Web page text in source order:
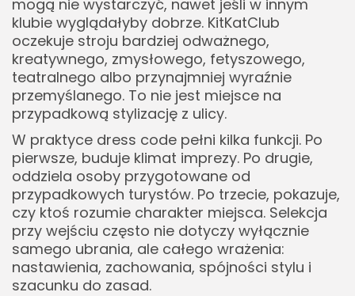
mogą nie wystarczyć, nawet jeśli w innym
klubie wyglądałyby dobrze. KitKatClub
oczekuje stroju bardziej odważnego,
kreatywnego, zmysłowego, fetyszowego,
teatralnego albo przynajmniej wyraźnie
przemyślanego. To nie jest miejsce na
przypadkową stylizację z ulicy.
W praktyce dress code pełni kilka funkcji. Po
pierwsze, buduje klimat imprezy. Po drugie,
oddziela osoby przygotowane od
przypadkowych turystów. Po trzecie, pokazuje,
czy ktoś rozumie charakter miejsca. Selekcja
przy wejściu często nie dotyczy wyłącznie
samego ubrania, ale całego wrażenia:
nastawienia, zachowania, spójności stylu i
szacunku do zasad.